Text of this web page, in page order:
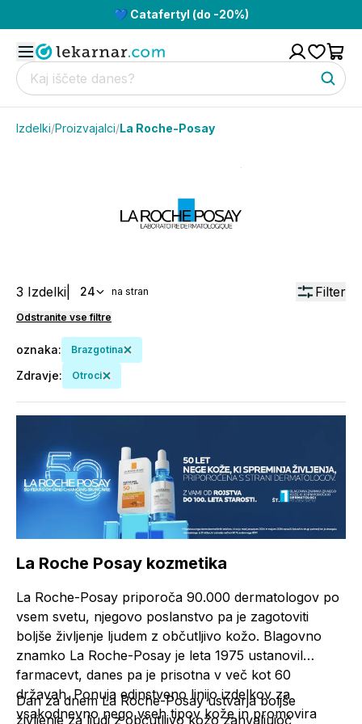
💙 Catafertyl (do -20%)
Izdelki/Proizvajalci/La Roche-Posay
3 Izdelki 24 na stran Filter
Odstranite vse filtre
oznaka: Brazgotina
Zdravje: Otroci
La Roche Posay kozmetika
La Roche-Posay priporoča 90.000 dermatologov po
vsem svetu, njegovo poslanstvo pa je zagotoviti
boljše življenje ljudem z občutljivo kožo. Blagovno
znamko La Roche-Posay je leta 1975 ustanovil
farmacevt, danes pa je prisotna v več kot 60
državah. Ponuja edinstveno linijo izdelkov za
vsakodnevno nego vseh tipov kože in promovira
Dan za dnem La Roche-Posay ustvarja boljše
življenje za ljudi z občutljivo kožo zahvaljujoč